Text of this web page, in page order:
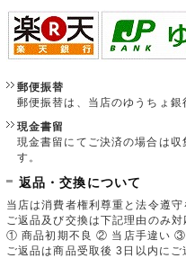
郵便振替
郵便振替は、当店のゆうちょ銀
現金書留
現金書留にてご決済の場合は
す。
返品・交換について
当店は消費者権利尊重と法令遵守
ご返品及び交換は下記理由のみ対
① 商品初期不良 ② 当店手違い ③
ご返品は商品受取後 3日以内にご